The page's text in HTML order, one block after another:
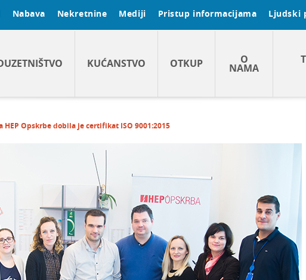
Nabava Nekretnine Mediji Pristup informacijama Ljudski
KUĆANSTVO OTKUP O
NAMA
HEP Opskrbe dobila je certifikat ISO 9001:2015